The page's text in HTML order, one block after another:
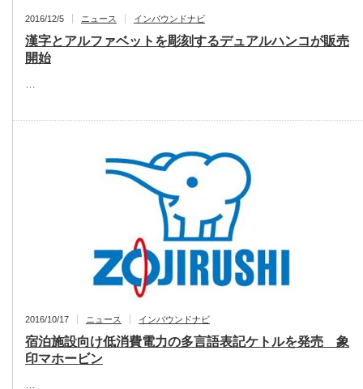
2016/12/5 ニュース インバウンドナビ
漢字とアルファベットを彫刻するデュアルハンコが販売
開始
2016/10/17 ニュース インバウンドナビ
宿泊施設向け低消費電力の多言語表記ケトルを発売 象
印マホービン